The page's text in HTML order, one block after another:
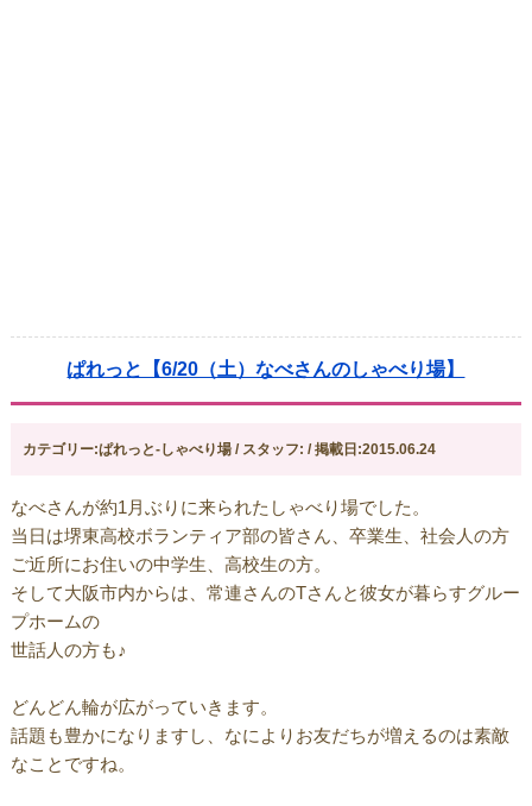
ぱれっと【6/20（土）なべさんのしゃべり場】
カテゴリー:ぱれっと-しゃべり場 / スタッフ: / 掲載日:2015.06.24
なべさんが約1月ぶりに来られたしゃべり場でした。
当日は堺東高校ボランティア部の皆さん、卒業生、社会人の方
ご近所にお住いの中学生、高校生の方。
そして大阪市内からは、常連さんのTさんと彼女が暮らすグルー
プホームの
世話人の方も♪
どんどん輪が広がっていきます。
話題も豊かになりますし、なによりお友だちが増えるのは素敵
なことですね。